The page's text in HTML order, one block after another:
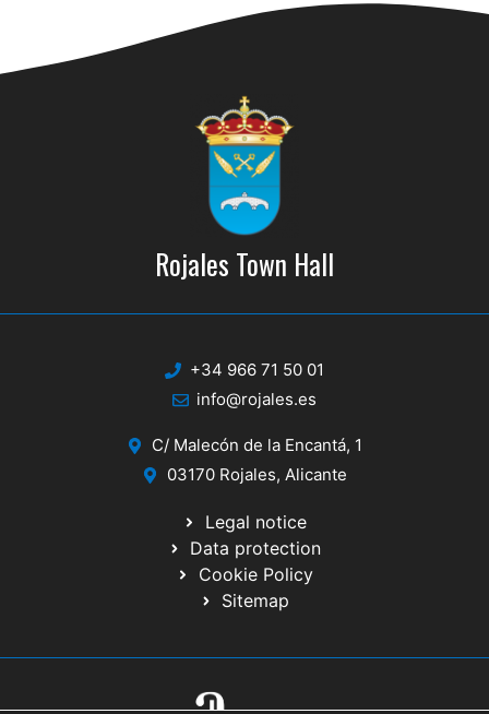
Rojales Town Hall
+34 966 71 50 01
info@rojales.es
C/ Malecón de la Encantá, 1
03170 Rojales, Alicante
Legal notice
Data protection
Cookie Policy
Sitemap